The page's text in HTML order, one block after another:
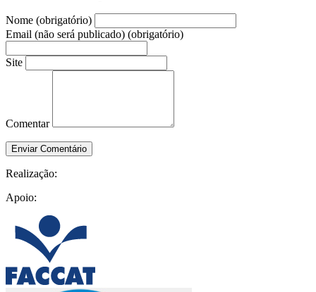
Nome (obrigatório)
Email (não será publicado) (obrigatório)
Site
Comentar
Realização:
Apoio: